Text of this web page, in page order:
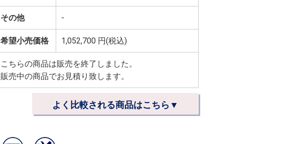
その他 -
希望小売価格 1,052,700 円(税込)
こちらの商品は販売を終了しました。
販売中の商品でお見積り致します。
よく比較される商品はこちら▼